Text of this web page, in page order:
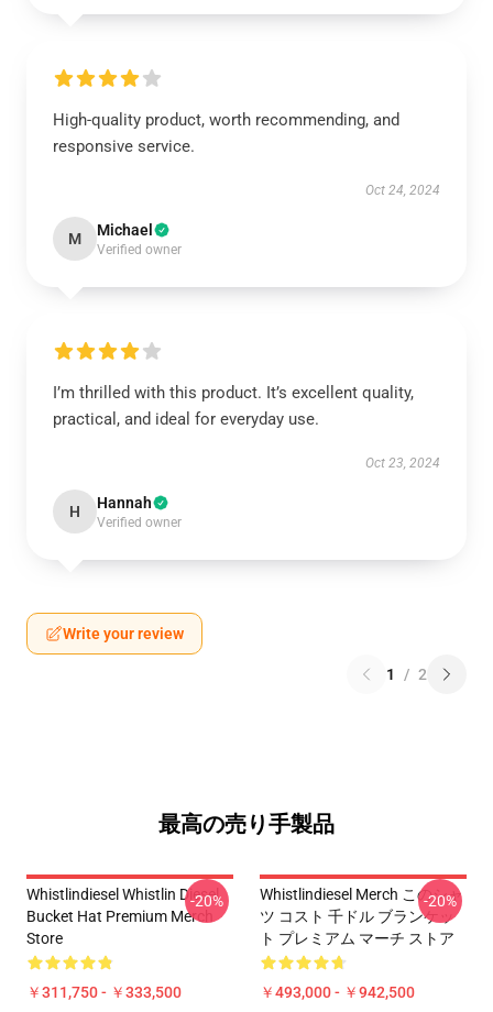
High-quality product, worth recommending, and
responsive service.
Oct 24, 2024
M Michael
Verified owner
I’m thrilled with this product. It’s excellent quality,
practical, and ideal for everyday use.
Oct 23, 2024
H Hannah
Verified owner
Write your review
1 / 2
最高の売り手製品
Whistlindiesel Whistlin Diesel
Bucket Hat Premium Merch
Store
￥311,750 - ￥333,500
-20%
Whistlindiesel Merch このシャ
ツ コスト 千ドル ブランケッ
ト プレミアム マーチ ストア
￥493,000 - ￥942,500
-20%